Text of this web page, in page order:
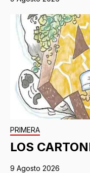
PRIMERA
LOS
9 Agosto 2026